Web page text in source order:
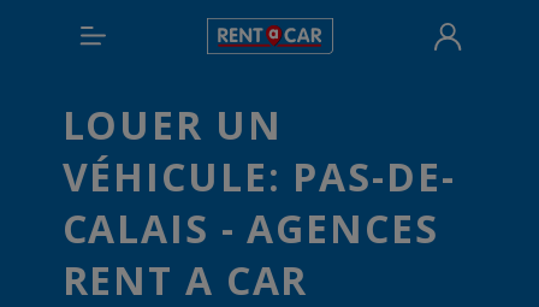
LOUER UN
VÉHICULE: PAS-DE-
CALAIS - AGENCES
RENT A CAR